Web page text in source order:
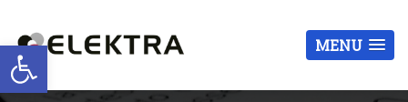
Otwórz pasek narzędzi MENU